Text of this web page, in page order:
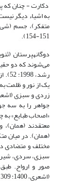
دکارت - چنان
به اشیاء دیگر
151-154).
دوگانه‏پرستان
می‌شوند که دو
یک از نور و
جواهر را به سه
«اصحاب طبایع»
معتقدند (همان)،
(همان). در میان
مختلف و متضادی
سبزی، سردی،
صور و ارواح.
(اشعرى، 1400: 309).